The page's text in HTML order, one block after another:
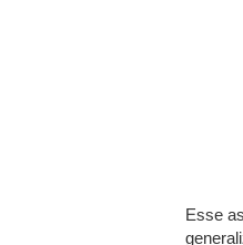
Esse